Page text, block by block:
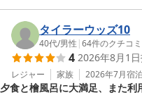
タイラーウッズ10
40代/男性 |64件のクチコミ
4 2026年8月1日
レジャー 家族 2026年7月宿泊
夕食と檜風呂に大満足、また利